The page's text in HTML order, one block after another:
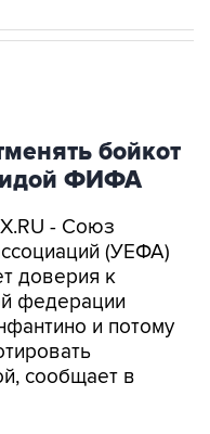
бойкот
ФИФА
- Союз
(УЕФА)
доверия к
федерации
и потому
сообщает в